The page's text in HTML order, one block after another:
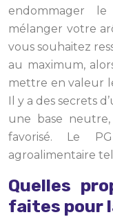
endommager
mélanger votre
vous souhaitez
au maximum,
mettre en valeur
Il y a des secrets
une base
favorisé. Le
agroalimentaire
Quelles
faites pour